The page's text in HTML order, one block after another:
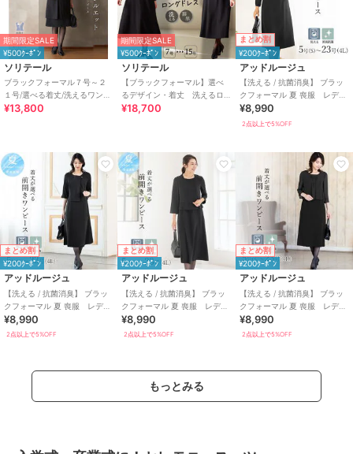
期間限定SALE
¥500ｸｰﾎﾟﾝ
ソリテール
ブラックフォーマル７号～２
１号/選べる着丈/洗えるワンピ
ース/喪服/礼服/卒業式/卒園式
¥13,800
期間限定SALE
¥500ｸｰﾎﾟﾝ
ソリテール
【ブラックフォーマル】選べ
るデザイン・着丈 洗えるロ
ング丈ワンピースのアンサン
¥18,700
まとめ割
¥200ｸｰﾎﾟﾝ
アッドルージュ
【洗える / 抗菌消臭】 ブラッ
クフォーマル 夏 喪服 レディ
ース 着丈が選べる 5号～23
号
¥8,990
2点以上で5%OFF
まとめ割
¥200ｸｰﾎﾟﾝ
アッドルージュ
【洗える / 抗菌消臭】 ブラッ
クフォーマル 夏 喪服 レディ
ース 着丈が選べる 5号～23
号
¥8,990
2点以上で5%OFF
まとめ割
¥200ｸｰﾎﾟﾝ
アッドルージュ
【洗える / 抗菌消臭】 ブラッ
クフォーマル 夏 喪服 レディ
ース 着丈が選べる 5号～23
号
¥8,990
2点以上で5%OFF
まとめ割
¥200ｸｰﾎﾟﾝ
アッドルージュ
【洗える / 抗菌消臭】 ブラッ
クフォーマル 夏 喪服 レディ
ース 着丈が選べる 5号～23
号
¥8,990
2点以上で5%OFF
もっとみる